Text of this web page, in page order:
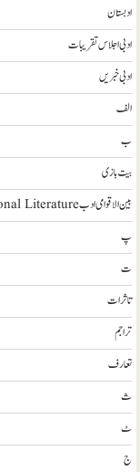
ادبستان
ادبی اجلاس تقریبات
ادبی خبریں
الف
ب
بیت بازی
بین الاقوامی ادب International Literature
پ
ت
تاثرات
تراجم
تعارف
ث
ٹ
ج